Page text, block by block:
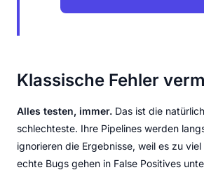
Klassische Fehler
Alles testen, immer. Das ist die
schlechteste. Ihre Pipelines werden
ignorieren die Ergebnisse, weil es zu
echte Bugs gehen in False Positives